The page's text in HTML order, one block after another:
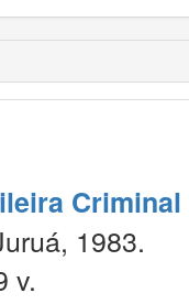
Criminal
1983.
v.